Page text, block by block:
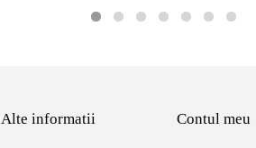
Alte informatii Contul meu